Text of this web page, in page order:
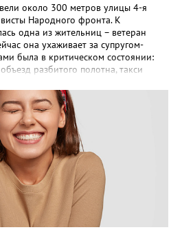
около 300 метров улицы 4-я
Народного фронта. К
одна из жительниц – ветеран
она ухаживает за супругом-
была в критическом состоянии:
разбитого полотна, такси
добраться до больного.
города и другие инстанции,
своими силами – всё тщетно»,
подчеркнули: именно
разровняли и отсыпали. Для
в мэрию Златоуста.